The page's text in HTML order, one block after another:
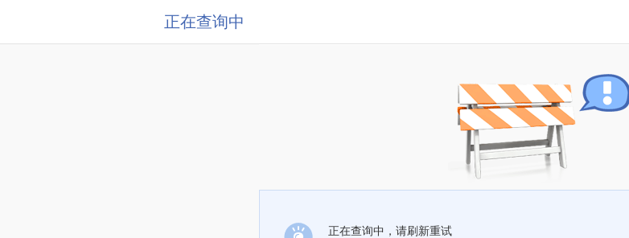
正在查询中
正在查询中，请刷新重试